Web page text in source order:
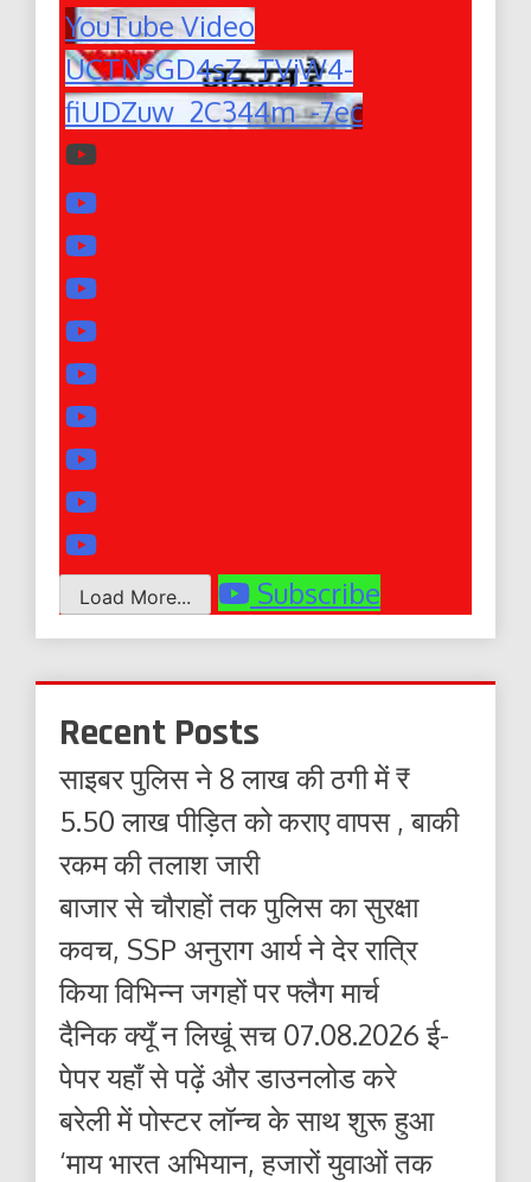
YouTube Video
UCTNsGD4sZ_TVjW4-
fiUDZuw_2C344m_-7ec
Load More... Subscribe
Recent Posts
साइबर पुलिस ने 8 लाख की ठगी में ₹
5.50 लाख पीड़ित को कराए वापस , बाकी
रकम की तलाश जारी
बाजार से चौराहों तक पुलिस का सुरक्षा
कवच, SSP अनुराग आर्य ने देर रात्रि
किया विभिन्न जगहों पर फ्लैग मार्च
दैनिक क्यूँ न लिखूं सच 07.08.2026 ई-
पेपर यहाँ से पढ़ें और डाउनलोड करे
बरेली में पोस्टर लॉन्च के साथ शुरू हुआ
‘माय भारत अभियान, हजारों युवाओं तक